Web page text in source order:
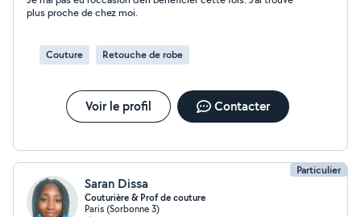
plus proche de chez moi.
Couture Retouche de robe
Voir le profil Contacter
Particulier
Saran Dissa
Couturière & Prof de couture
Paris (Sorbonne 3)